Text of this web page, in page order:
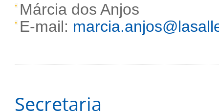
Márcia dos Anjos
E-mail:
Secretaria